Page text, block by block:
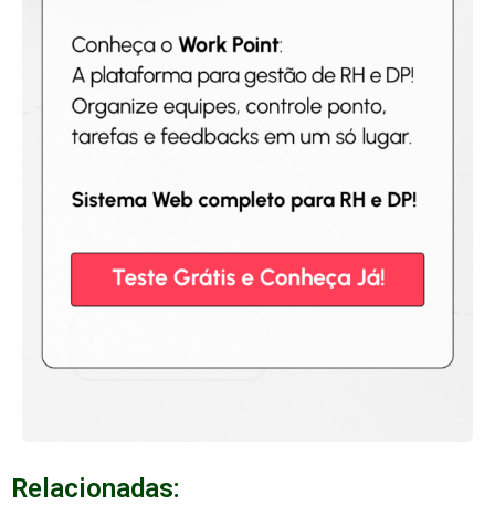
Relacionadas: